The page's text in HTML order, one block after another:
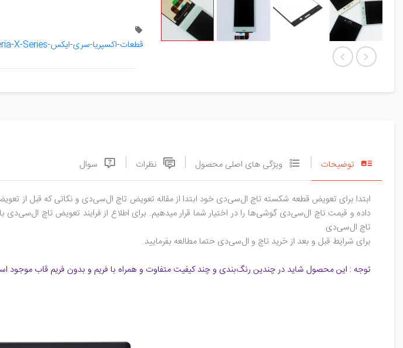
قطعات-اکسپریا-سری-ایکس-Xperia-X-Series
توضیحات ویژگی های اصلی محصول نظرات سوال
ابتدا برای تعویض قطعه شکسته تاچ ال‌سی‌دی خود ابتدا از مقاله تعویض تاچ ال‌سی‌دی و نکاتی که قبل از
داده و قیمت تاچ ال‌سی‌دی گوشی‌ها را در اختیار شما قرار میدهیم. برای اطلاع از فرایند تعویض تاچ
تاچ ال‌سی‌دی
برای شرایط قبل و بعد از خرید تاچ و ال‌سی‌دی حتما مطالعه بفرمایید.
توجه : این محصول شاید در چندین رنگ‌بندی و چند کیفیت متفاوت و همراه با فریم و بدون فریم قاب